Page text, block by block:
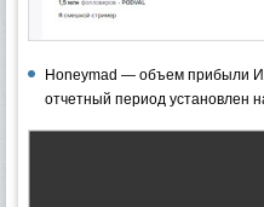
Honeymad — объем прибыли
отчетный период установлен